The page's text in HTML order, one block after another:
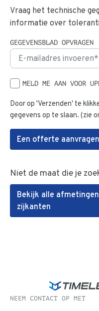
Vraag het technische
informatie over
GEGEVENSBLAD OPVRAGEN
MELD ME AAN VOOR
Door op 'Verzenden' te
gegevens op te slaan. (zie
Een offerte aanvragen
Niet de maat die je
Bekijk alle
zijkanten
NEEM CONTACT OP MET